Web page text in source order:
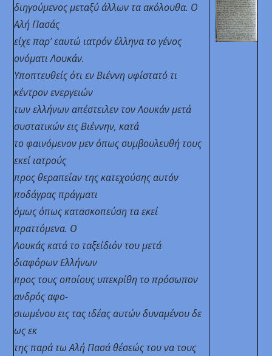
διηγούμενοςμεταξύ άλλων τα ακόλουθα. Ο
Αλή Πασάς
είχε παρ’ εαυτώ ιατρόν έλληνα το γένος
ονόματι Λουκάν.
Υποπτευθείς ότι εν Βιέννη υφίστατό τι
κέντρον ενεργειών
των ελλήνων απέστειλεν τον Λουκάν μετά
συστατικών εις Βιέννην, κατά
το φαινόμενον μεν όπως συμβουλευθή τους
εκεί ιατρούς
προς θεραπείαν της κατεχούσης αυτόν
ποδάγρας πράγματι
όμως όπως κατασκοπεύση τα εκεί
πραττόμενα. Ο
Λουκάς κατά το ταξείδιόν του μετά
διαφόρων Ελλήνων
προς τους οποίους υπεκρίθη το πρόσωπον
ανδρός αφο-
σιωμένου εις τας ιδέας αυτών δυναμένου δε
ως εκ
της παρά τω Αλή Πασά θέσεώς του να τους